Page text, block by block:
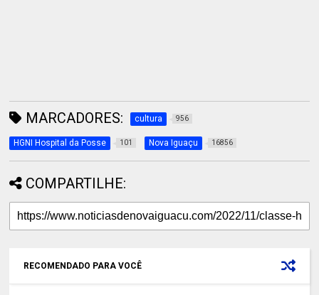
MARCADORES: cultura 956
HGNI Hospital da Posse 101 Nova Iguaçu 16856
COMPARTILHE:
RECOMENDADO PARA VOCÊ